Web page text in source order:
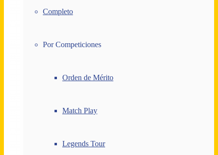
Completo
Por Competiciones
Orden de Mérito
Match Play
Legends Tour